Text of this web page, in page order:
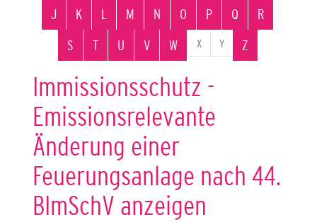
J
K L M N O P Q
R
S
T U V W X Y Z
Immissionsschutz -
Emissionsrelevante
Änderung einer
Feuerungsanlage nach 44.
BImSchV anzeigen